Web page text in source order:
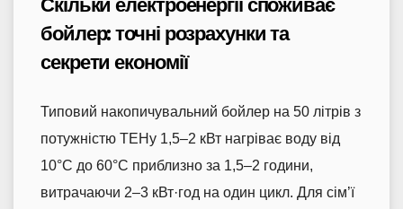
Скільки електроенергії споживає
бойлер: точні розрахунки та
секрети економії
Типовий накопичувальний бойлер на 50 літрів з
потужністю ТЕНу 1,5–2 кВт нагріває воду від
10°C до 60°C приблизно за 1,5–2 години,
витрачаючи 2–3 кВт·год на один цикл. Для сім’ї